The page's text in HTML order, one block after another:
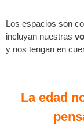
Los espacios son
incluyan nuestras
y nos tengan en
La edad